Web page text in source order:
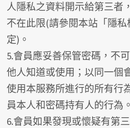
人隱私之資料開示給第三者
不在此限(請參閱本站「隱
定)。
5.會員應妥善保管密碼，不
他人知道或使用；以同一個
使用本服務所進行的所有行
員本人和密碼持有人的行為。
6.會員如果發現或懷疑有第